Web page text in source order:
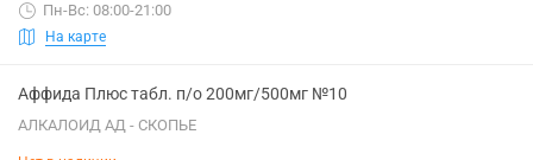
Пн-Вс: 08:00-21:00
На карте
Аффида Плюс табл. п/о 200мг/500мг №10
АЛКАЛОИД АД - СКОПЬЕ